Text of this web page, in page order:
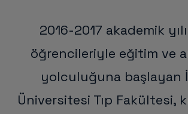
2016-2017 akademik
öğrencileriyle eğitim ve
yolculuğuna başlayan
Üniversitesi Tıp Fakültesi,